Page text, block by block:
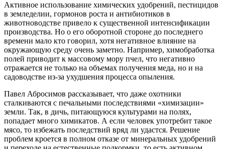
Активное использование химических удобрений, пестицидов
в земледелии, гормонов роста и антибиотиков в
животноводстве привело к существенной интенсификации
производства. Но о его оборотной стороне до последнего
времени мало кто говорил, хотя негативное влияние на
окружающую среду очень заметно. Например, химобработка
полей приводит к массовому мору пчел, что негативно
отражается не только на объемах получения меда, но и на
садоводстве из-за ухудшения процесса опыления.
Павел Абросимов рассказывает, что даже охотники
сталкиваются с печальными последствиями «химизации»
земли. Так, в дичь, питающуюся культурами на полях,
попадает много химикатов. А если человек употребит такое
мясо, то избежать последствий вряд ли удастся. Решение
проблем кроется в полном отказе от минеральных удобрений